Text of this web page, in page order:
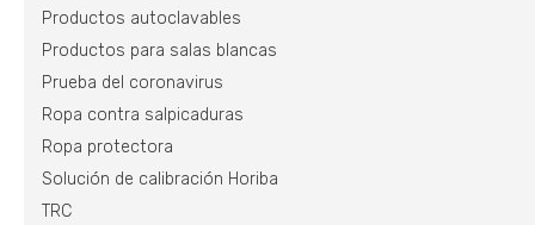
Productos autoclavables
Productos para salas blancas
Prueba del coronavirus
Ropa contra salpicaduras
Ropa protectora
Solución de calibración Horiba
TRC